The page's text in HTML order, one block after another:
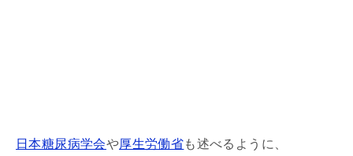
日本糖尿病学会や厚生労働省も述べるように、